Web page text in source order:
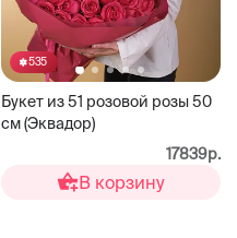
535
Букет из 51 розовой розы 50
см (Эквадор)
17839р.
В корзину